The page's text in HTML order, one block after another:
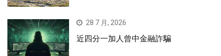
28 7 月, 2026
近四分一加人曾中金融詐騙